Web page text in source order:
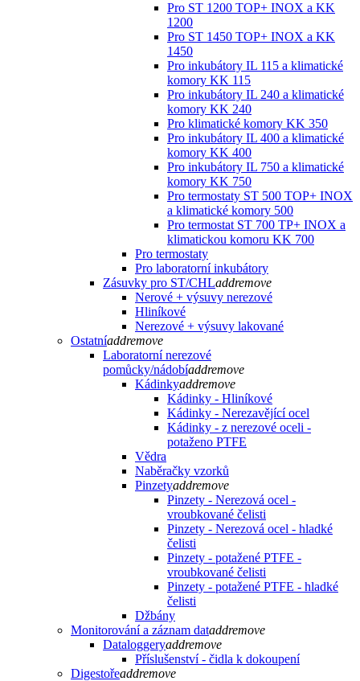
Pro ST 1200 TOP+ INOX a KK
1200
Pro ST 1450 TOP+ INOX a KK
1450
Pro inkubátory IL 115 a klimatické
komory KK 115
Pro inkubátory IL 240 a klimatické
komory KK 240
Pro klimatické komory KK 350
Pro inkubátory IL 400 a klimatické
komory KK 400
Pro inkubátory IL 750 a klimatické
komory KK 750
Pro termostaty ST 500 TOP+ INOX
a klimatické komory 500
Pro termostat ST 700 TP+ INOX a
klimatickou komoru KK 700
Pro termostaty
Pro laboratorní inkubátory
Zásuvky pro ST/CHLaddremove
Nerové + výsuvy nerezové
Hliníkové
Nerezové + výsuvy lakované
Ostatníaddremove
Laboratorní nerezové
pomůcky/nádobíaddremove
Kádinkyaddremove
Kádinky - Hliníkové
Kádinky - Nerezavějící ocel
Kádinky - z nerezové oceli -
potaženo PTFE
Vědra
Naběračky vzorků
Pinzetyaddremove
Pinzety - Nerezová ocel -
vroubkované čelisti
Pinzety - Nerezová ocel - hladké
čelisti
Pinzety - potažené PTFE -
vroubkované čelisti
Pinzety - potažené PTFE - hladké
čelisti
Džbány
Monitorování a záznam dataddremove
Dataloggeryaddremove
Příslušenství - čidla k dokoupení
Digestořeaddremove